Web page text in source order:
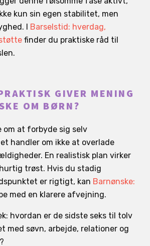
kun sin egen stabilitet, men
I Barselstid: hverdag,
finder du praktiske råd til
GIVER MENING
OM BØRN?
om at forbyde sig selv
handler om ikke at overlade
En realistisk plan virker
trøst. Hvis du stadig
er rigtigt, kan Barnønske:
med en klarere afvejning.
hvordan er de sidste seks til tolv
med søvn, arbejde, relationer og